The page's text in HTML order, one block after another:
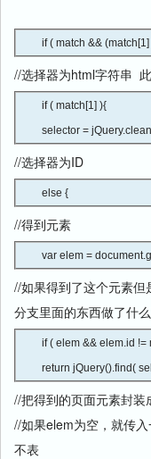
//选择器为html字符串
if ( match[1] ){
//选择器为ID
else {
//得到元素
//如果得到了这个元素但
分支里面的东西做了什
if ( elem && elem.id !=
//把得到的页面元素封装
//如果elem为空，就传
不表